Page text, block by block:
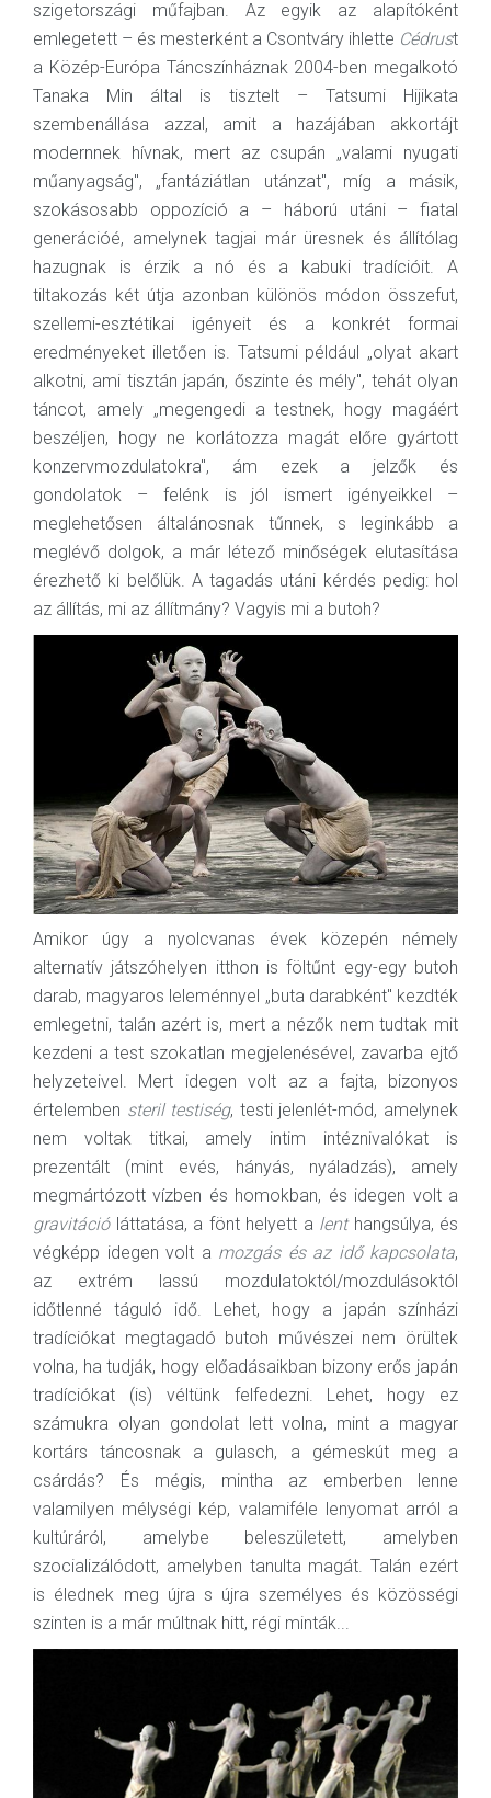
szigetországi műfajban. Az egyik az alapítóként
emlegetett – és mesterként a Csontváry ihlette Cédrust
a Közép-Európa Táncszínháznak 2004-ben megalkotó
Tanaka Min által is tisztelt – Tatsumi Hijikata
szembenállása azzal, amit a hazájában akkortájt
modernnek hívnak, mert az csupán „valami nyugati
műanyagság", „fantáziátlan utánzat", míg a másik,
szokásosabb oppozíció a – háború utáni – fiatal
generációé, amelynek tagjai már üresnek és állítólag
hazugnak is érzik a nó és a kabuki tradícióit. A
tiltakozás két útja azonban különös módon összefut,
szellemi-esztétikai igényeit és a konkrét formai
eredményeket illetően is. Tatsumi például „olyat akart
alkotni, ami tisztán japán, őszinte és mély", tehát olyan
táncot, amely „megengedi a testnek, hogy magáért
beszéljen, hogy ne korlátozza magát előre gyártott
konzervmozdulatokra", ám ezek a jelzők és
gondolatok – felénk is jól ismert igényeikkel –
meglehetősen általánosnak tűnnek, s leginkább a
meglévő dolgok, a már létező minőségek elutasítása
érezhető ki belőlük. A tagadás utáni kérdés pedig: hol
az állítás, mi az állítmány? Vagyis mi a butoh?
Amikor úgy a nyolcvanas évek közepén némely
alternatív játszóhelyen itthon is föltűnt egy-egy butoh
darab, magyaros leleménnyel „buta darabként" kezdték
emlegetni, talán azért is, mert a nézők nem tudtak mit
kezdeni a test szokatlan megjelenésével, zavarba ejtő
helyzeteivel. Mert idegen volt az a fajta, bizonyos
értelemben steril testiség, testi jelenlét-mód, amelynek
nem voltak titkai, amely intim intéznivalókat is
prezentált (mint evés, hányás, nyáladzás), amely
megmártózott vízben és homokban, és idegen volt a
gravitációláttatása, a fönt helyett a lenthangsúlya, és
végképp idegen volt a mozgás és az idő kapcsolata,
az extrém lassú mozdulatoktól/mozdulásoktól
időtlenné táguló idő. Lehet, hogy a japán színházi
tradíciókat megtagadó butoh művészei nem örültek
volna, ha tudják, hogy előadásaikban bizony erős japán
tradíciókat (is) véltünk felfedezni. Lehet, hogy ez
számukra olyan gondolat lett volna, mint a magyar
kortárs táncosnak a gulasch, a gémeskút meg a
csárdás? És mégis, mintha az emberben lenne
valamilyen mélységi kép, valamiféle lenyomat arról a
kultúráról, amelybe beleszületett, amelyben
szocializálódott, amelyben tanulta magát. Talán ezért
is élednek meg újra s újra személyes és közösségi
szinten is a már múltnak hitt, régi minták...